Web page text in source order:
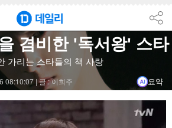
겸비한 '독서왕' 스타
가리는 스타들의 책 사랑
08:10:07 |글 : 이희주 요약
열정을 쏟는 스타들이 있으며, 이들은 1년에
에서 출간되지 않은 책을 해외에서 구입해
서를 통해 삶의 변화를 경험하며, 책을 영감
를 통해 에너지를 채우고, 연기에 도움이 되